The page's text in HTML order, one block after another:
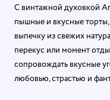
С винтажной духовкой
пышные и вкусные торты,
выпечку из свежих
перекус или момент
сопровождать вкусные
любовью, страстью и